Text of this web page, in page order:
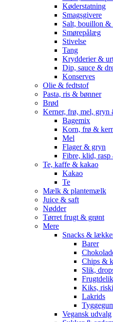
Køderstatning
Smagsgivere
Salt, bouillon &
Smørepålæg
Stivelse
Tang
Krydderier &
Dip, sauce &
Konserves
Olie & fedtstof
Pasta, ris & bønner
Brød
Kerner, frø, mel, gryn
Bagemix
Korn, frø &
Mel
Flager & gryn
Fibre, klid,
Te, kaffe & kakao
Kakao
Te
Mælk & plantemælk
Juice & saft
Nødder
Tørret frugt & grønt
Mere
Snacks &
Barer
Chips &
Slik,
Kiks,
Lakrids
Vegansk udvalg